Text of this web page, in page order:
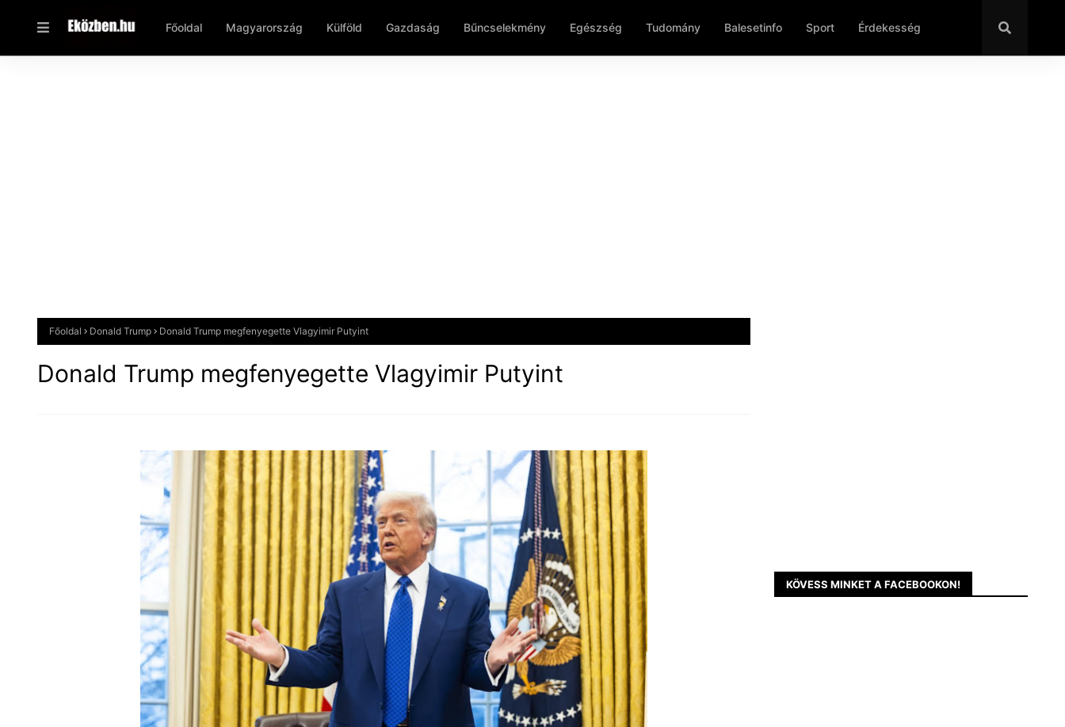
Főoldal Magyarország Külföld Gazdaság Bűncselekmény Egészség Tudomány Balesetinfo Sport Érdekesség
Főoldal Donald Trump Donald Trump megfenyegette Vlagyimir Putyint
Donald Trump megfenyegette Vlagyimir Putyint
KÖVESS MINKET A FACEBOOKON!